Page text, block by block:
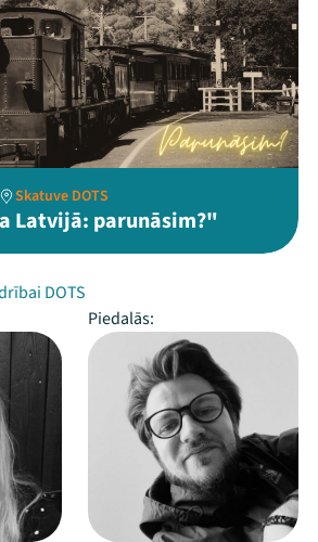
Skatuve DOTS
Latvijā: parunāsim?"
DOTS
Piedalās: